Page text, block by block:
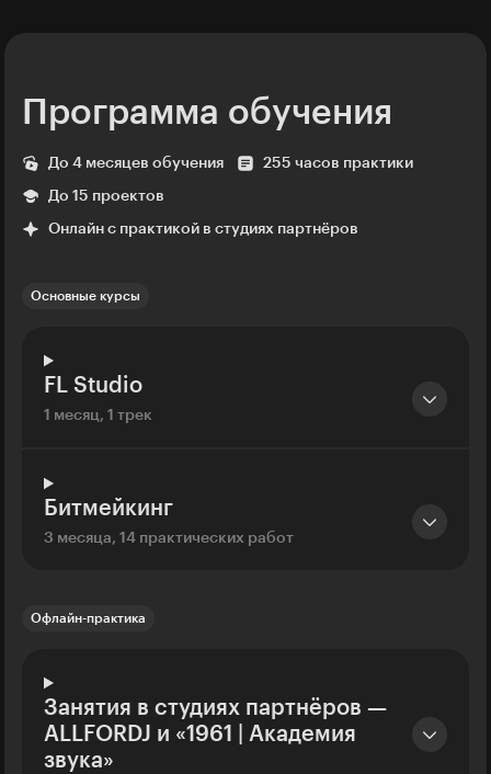
Программа обучения
До 4 месяцев обучения 255 часов практики
До 15 проектов
Онлайн с практикой в студиях партнёров
Основные курсы
FL Studio
1 месяц, 1 трек
Битмейкинг
3 месяца, 14 практических работ
Офлайн-практика
Занятия в студиях партнёров —
ALLFORDJ и «1961 | Академия
звука»